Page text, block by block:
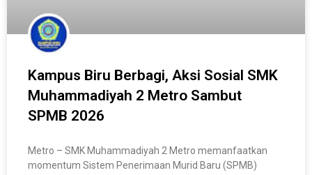
Kampus Biru Berbagi, Aksi Sosial SMK
Muhammadiyah 2 Metro Sambut
SPMB 2026
Metro – SMK Muhammadiyah 2 Metro memanfaatkan
momentum Sistem Penerimaan Murid Baru (SPMB)